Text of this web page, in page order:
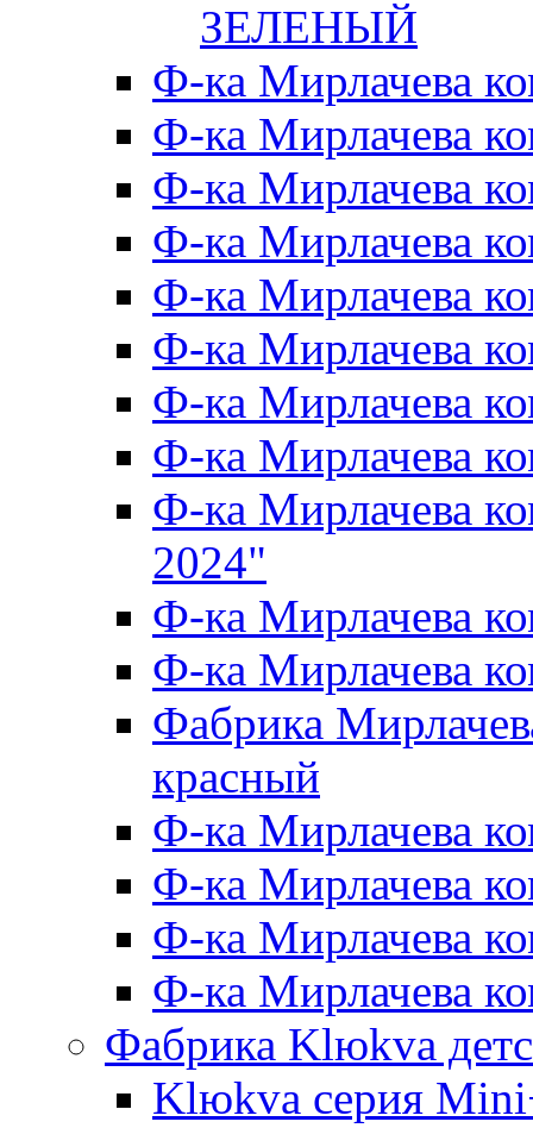
ЗЕЛЕНЫЙ
Ф-ка Мирлачева
Ф-ка Мирлачева
Ф-ка Мирлачева
Ф-ка Мирлачева
Ф-ка Мирлачева
Ф-ка Мирлачева
Ф-ка Мирлачева
Ф-ка Мирлачева
Ф-ка Мирлачева
2024"
Ф-ка Мирлачева
Ф-ка Мирлачева
Фабрика
красный
Ф-ка Мирлачева
Ф-ка Мирлачева
Ф-ка Мирлачева
Ф-ка Мирлачева
Фабрика Klюkva
Klюkva серия